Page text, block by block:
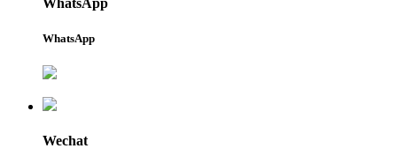
WhatsApp
WhatsApp
Wechat